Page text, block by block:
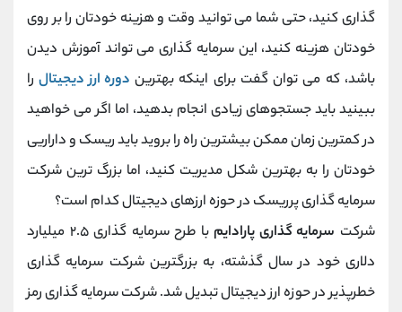
گذاری کنید، حتی شما می توانید وقت و هزینه خودتان را بر روی
خودتان هزینه کنید، این سرمایه گذاری می تواند آموزش دیدن
باشد، که می توان گفت برای اینکه بهترین دوره ارز دیجیتالرا
ببینید باید جستجوهای زیادی انجام بدهید، اما اگر می خواهید
در کمترین زمان ممکن بیشترین راه را بروید باید ریسک و داراریی
خودتان را به بهترین شکل مدیریت کنید، اما بزرگ ترین شرکت
سرمایه گذاری پرریسک در حوزه ارزهای دیجیتال کدام است؟
شرکت سرمایه گذاری پارادایم
با طرح سرمایه گذاری ۲.۵ میلیارد
دلاری‌ خود در سال گذشته، به بزرگترین شرکت سرمایه گذاری
خطرپذیر در حوزه ارز دیجیتال تبدیل شد. شرکت سرمایه گذاری رمز